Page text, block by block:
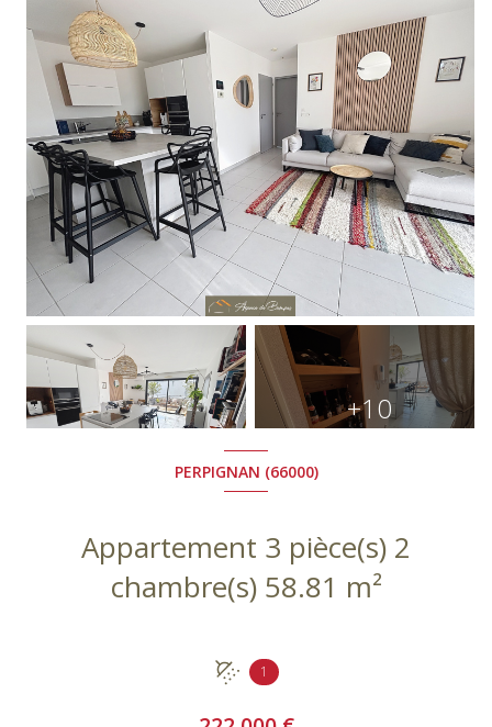
+10
PERPIGNAN (66000)
Appartement 3 pièce(s) 2
chambre(s) 58.81 m²
1